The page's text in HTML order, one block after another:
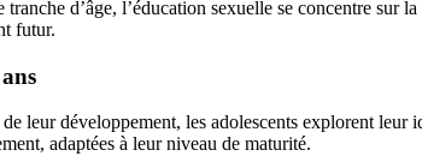
tranche d’âge, l’éducation sexuelle se concentre sur
futur.
leur développement, les adolescents explorent
adaptées à leur niveau de maturité.